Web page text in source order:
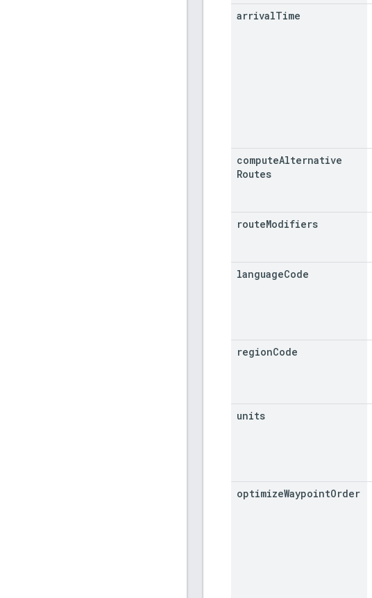
arrivalTime
computeAlternative
Routes
routeModifiers
languageCode
regionCode
units
optimizeWaypointOrder